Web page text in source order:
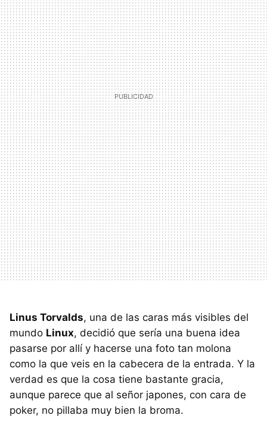
Linus Torvalds, una de las caras más visibles del
mundo Linux, decidió que sería una buena idea
pasarse por allí y hacerse una foto tan molona
como la que veis en la cabecera de la entrada. Y la
verdad es que la cosa tiene bastante gracia,
aunque parece que al señor japones, con cara de
poker, no pillaba muy bien la broma.